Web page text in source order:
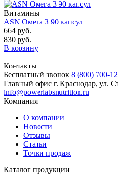
Витамины
ASN Омега 3 90 капсул
664 руб.
830 руб.
В корзину
Контакты
Бесплатный звонок 8 (800) 700-
Главный офис г. Краснодар, ул.
info@powerlabsnutrition.ru
Компания
О компании
Новости
Отзывы
Статьи
Точки продаж
Каталог продукции